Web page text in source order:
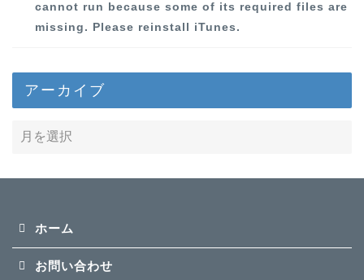
cannot run because some of its required files are
missing. Please reinstall iTunes.
アーカイブ
ホーム
お問い合わせ